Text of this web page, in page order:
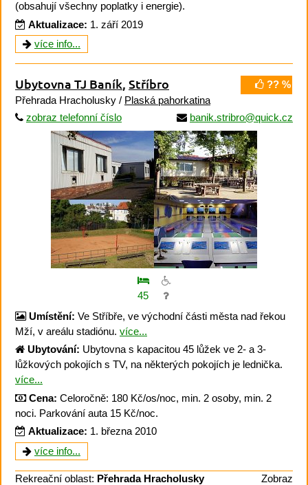
(obsahují všechny poplatky i energie).
Aktualizace: 1. září 2019
více info...
?? %
Ubytovna TJ Baník, Stříbro
Přehrada Hracholusky / Plaská pahorkatina
zobraz telefonní číslo
banik.stribro@quick.cz
45
Umístění: Ve Stříbře, ve východní části města nad řekou
Mží, v areálu stadiónu. více...
Ubytování: Ubytovna s kapacitou 45 lůžek ve 2- a 3-
lůžkových pokojích s TV, na některých pokojích je lednička.
více...
Cena: Celoročně: 180 Kč/os/noc, min. 2 osoby, min. 2
noci. Parkování auta 15 Kč/noc.
Aktualizace: 1. března 2010
více info...
Rekreační oblast: Přehrada Hracholusky
Zobraz